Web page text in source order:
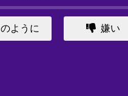
のように 嫌い